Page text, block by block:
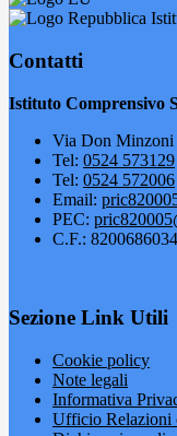
Contatti
Istituto Comprensivo
Via Don Minzoni
Tel: 0524 573129
Tel: 0524 572006
Email:
PEC:
C.F.:
Sezione Link Utili
Cookie policy
Note legali
Informativa
Ufficio Relazioni